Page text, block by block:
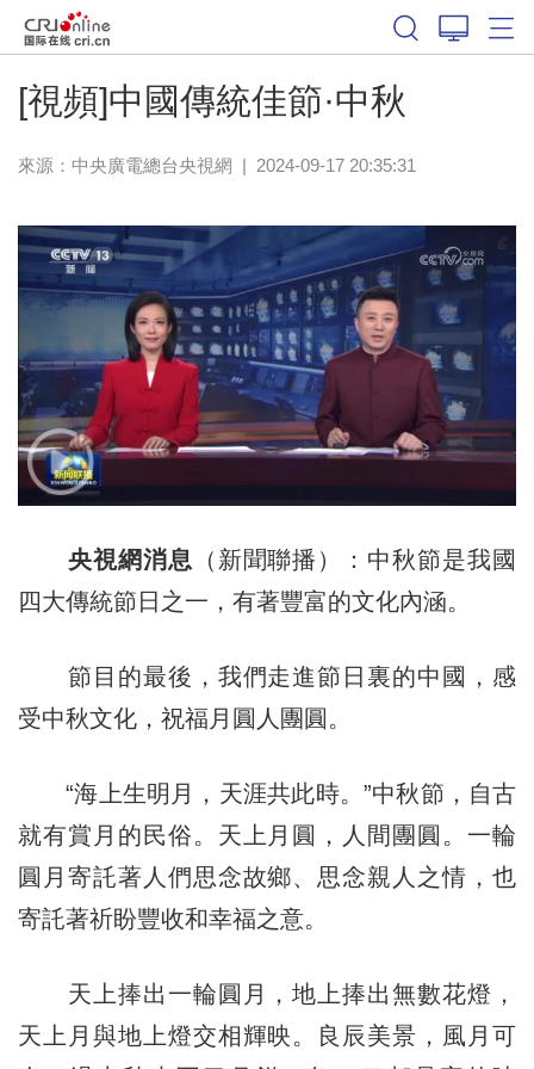
[視頻]中國傳統佳節·中秋
來源： 中央廣電總台央視網 | 2024-09-17 20:35:31
央視網消息 （新聞聯播）：中秋節是我國
四大傳統節日之一，有著豐富的文化內涵。
節目的最後，我們走進節日裏的中國，感
受中秋文化，祝福月圓人團圓。
“海上生明月，天涯共此時。”中秋節，自古
就有賞月的民俗。天上月圓，人間團圓。一輪
圓月寄託著人們思念故鄉、思念親人之情，也
寄託著祈盼豐收和幸福之意。
天上捧出一輪圓月，地上捧出無數花燈，
天上月與地上燈交相輝映。良辰美景，風月可